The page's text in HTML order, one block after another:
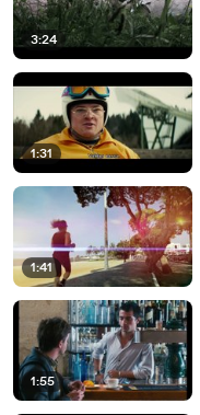
3:24
1:31
1:41
1:55